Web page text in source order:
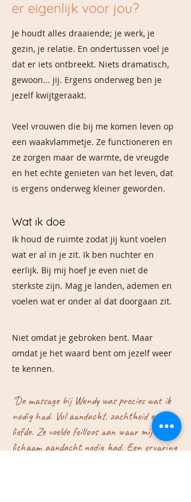
er eigenlijk voor jou?
Je houdt alles draaiende; je werk, je
gezin, je relatie. En ondertussen voel je
dat er iets ontbreekt. Niets dramatisch,
gewoon... jij. Ergens onderweg ben je
jezelf kwijtgeraakt.
Veel vrouwen die bij me komen leven op
een waakvlammetje. Ze functioneren en
ze zorgen maar de warmte, de vreugde
en het echte genieten van het leven, dat
is ergens onderweg kleiner geworden.
Wat ik doe
Ik houd de ruimte zodat jij kunt voelen
wat er al in je zit. Ik ben nuchter en
eerlijk. Bij mij hoef je even niet de
sterkste zijn. Mag je landen, ademen en
voelen wat er onder al dat doorgaan zit.
Niet omdat je gebroken bent. Maar
omdat je het waard bent om jezelf weer
te kennen.
"De massage bij Wendy was precies wat ik
nodig had. Vol aandacht, zachtheid en
liefde. Ze voelde feilloos aan waar mijn
lichaam aandacht nodig had. Een ervaring